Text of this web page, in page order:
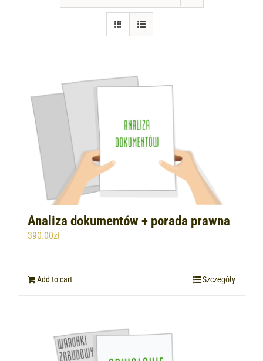
ZLEĆ PISMO
Analiza dokumentów + porada prawna
390.00zł
Add to cart Szczegóły